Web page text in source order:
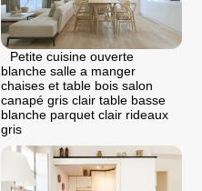
Petite cuisine ouverte
blanche salle a manger
chaises et table bois salon
canapé gris clair table basse
blanche parquet clair rideaux
gris